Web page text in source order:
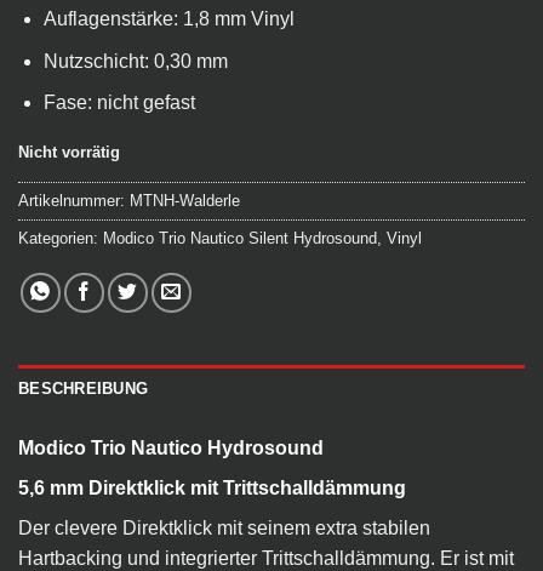
Auflagenstärke: 1,8 mm Vinyl
Nutzschicht: 0,30 mm
Fase: nicht gefast
Nicht vorrätig
Artikelnummer: MTNH-Walderle
Kategorien: Modico Trio Nautico Silent Hydrosound, Vinyl
BESCHREIBUNG
Modico Trio Nautico Hydrosound
5,6 mm Direktklick mit Trittschalldämmung
Der clevere Direktklick mit seinem extra stabilen
Hartbacking und integrierter Trittschalldämmung. Er ist mit